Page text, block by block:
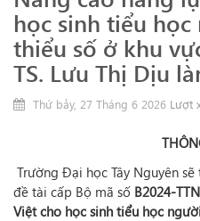
học sinh tiểu
thiểu số ở khu
TS. Lưu Thị Dịu
Thứ bảy, 27 Tháng 6 2026 Lượt
Trường Đại học Tây Nguyên
đề tài cấp Bộ mã số B2024-
Việt cho học sinh tiểu học